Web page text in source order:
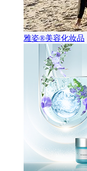
雅姿®美容化妆品